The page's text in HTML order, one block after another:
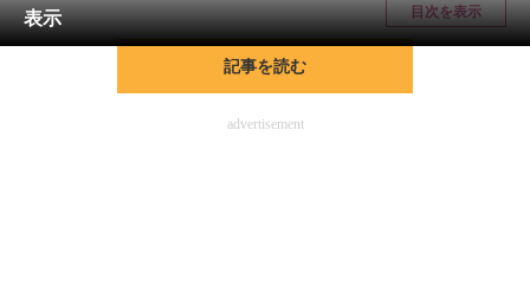
メディア
注目記事を集めた総合ページ
表示
目次を表示
記事を読む
advertisement